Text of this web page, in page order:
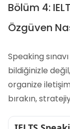
Bölüm 4:
Özgüven
Speaking
bildiğinizle
organize
bırakın,